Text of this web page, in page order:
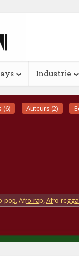
Industrie
(6) Auteurs (2)
pop,Afro-rap,Afro-